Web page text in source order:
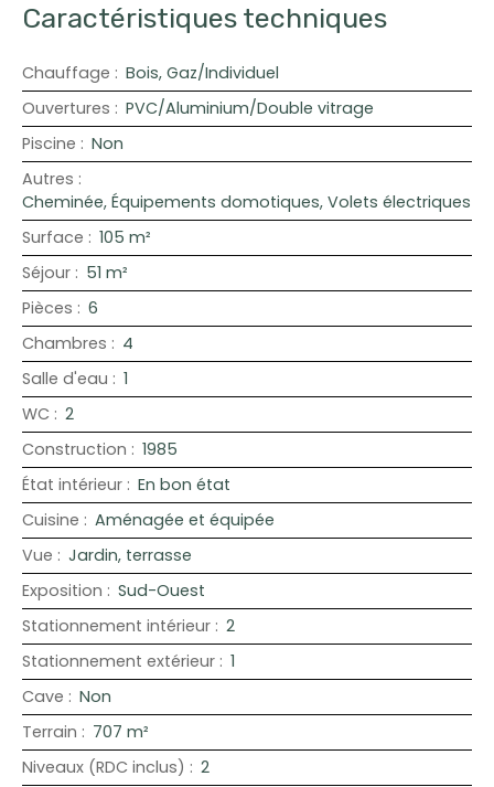
Caractéristiques techniques
Chauffage : Bois, Gaz/Individuel
Ouvertures : PVC/Aluminium/Double vitrage
Piscine : Non
Autres :
Cheminée, Équipements domotiques, Volets électriques
Surface : 105 m²
Séjour : 51 m²
Pièces : 6
Chambres : 4
Salle d'eau : 1
WC : 2
Construction : 1985
État intérieur : En bon état
Cuisine : Aménagée et équipée
Vue : Jardin, terrasse
Exposition : Sud-Ouest
Stationnement intérieur : 2
Stationnement extérieur : 1
Cave : Non
Terrain : 707 m²
Niveaux (RDC inclus) : 2